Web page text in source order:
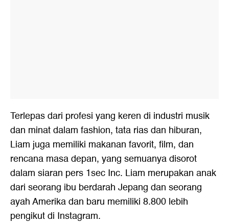
Terlepas dari profesi yang keren di industri musik
dan minat dalam fashion, tata rias dan hiburan,
Liam juga memiliki makanan favorit, film, dan
rencana masa depan, yang semuanya disorot
dalam siaran pers 1sec Inc. Liam merupakan anak
dari seorang ibu berdarah Jepang dan seorang
ayah Amerika dan baru memiliki 8.800 lebih
pengikut di Instagram.